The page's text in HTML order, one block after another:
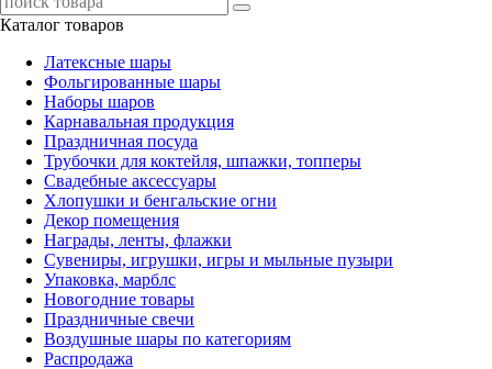
Каталог товаров
Латексные шары
Фольгированные шары
Наборы шаров
Карнавальная продукция
Праздничная посуда
Трубочки для коктейля, шпажки, топперы
Свадебные аксессуары
Хлопушки и бенгальские огни
Декор помещения
Награды, ленты, флажки
Сувениры, игрушки, игры и мыльные пузыри
Упаковка, марблс
Новогодние товары
Праздничные свечи
Воздушные шары по категориям
Распродажа